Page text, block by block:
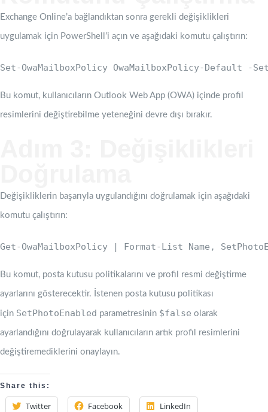
Exchange Online’a bağlandıktan sonra gerekli değişiklikleri
uygulamak için PowerShell’i açın ve aşağıdaki komutu çalıştırın:
Bu komut, kullanıcıların Outlook Web App (OWA) içinde profil
resimlerini değiştirebilme yeteneğini devre dışı bırakır.
Değişikliklerin başarıyla uygulandığını doğrulamak için aşağıdaki
komutu çalıştırın:
Get-OwaMailboxPolicy | Format-List Name,
Bu komut, posta kutusu politikalarını ve profil resmi değiştirme
ayarlarını gösterecektir. İstenen posta kutusu politikası
için SetPhotoEnabled parametresinin $false olarak
ayarlandığını doğrulayarak kullanıcıların artık profil resimlerini
değiştiremediklerini onaylayın.
Share this:
Twitter Facebook LinkedIn